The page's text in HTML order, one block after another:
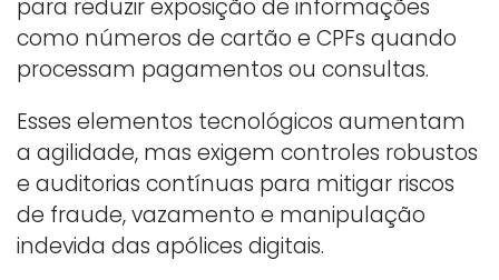
para reduzir exposição de informações
como números de cartão e CPFs quando
processam pagamentos ou consultas.
Esses elementos tecnológicos aumentam
a agilidade, mas exigem controles robustos
e auditorias contínuas para mitigar riscos
de fraude, vazamento e manipulação
indevida das apólices digitais.